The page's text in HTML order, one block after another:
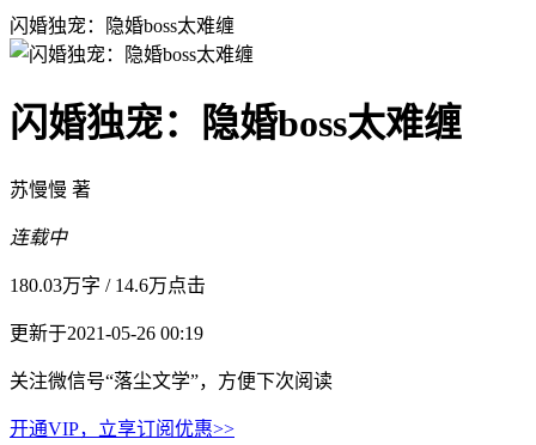
闪婚独宠：隐婚boss太难缠
闪婚独宠：隐婚boss太难缠
苏慢慢 著
连载中
180.03万字 / 14.6万点击
更新于2021-05-26 00:19
关注微信号“落尘文学”，方便下次阅读
开通VIP，立享订阅优惠>>